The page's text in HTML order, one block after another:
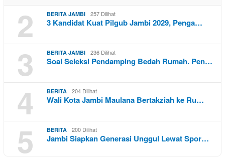
2 BERITA JAMBI 257 Dilihat
3 Kandidat Kuat Pilgub Jambi 2029, Penga…
3 BERITA JAMBI 236 Dilihat
Soal Seleksi Pendamping Bedah Rumah. Pen…
4 BERITA 204 Dilihat
Wali Kota Jambi Maulana Bertakziah ke Ru…
5 BERITA 200 Dilihat
Jambi Siapkan Generasi Unggul Lewat Spor…